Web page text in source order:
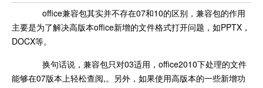
office兼容包其实并不存在07和10的区别，兼容包的作用
主要是为了解决高版本office新增的文件格式打开问题，如PPTX，
DOCX等。
换句话说，兼容包只对03适用，office2010下处理的文件
能够在07版本上轻松查阅,。另外，如果使用高版本的一些新增功